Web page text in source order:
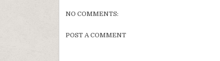
NO COMMENTS:
POST A COMMENT